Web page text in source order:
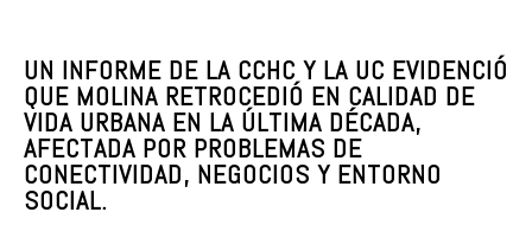
UN INFORME DE LA CCHC Y LA UC EVIDENCIÓ
QUE MOLINA RETROCEDIÓ EN CALIDAD DE
VIDA URBANA EN LA ÚLTIMA DÉCADA,
AFECTADA POR PROBLEMAS DE
CONECTIVIDAD, NEGOCIOS Y ENTORNO
SOCIAL.